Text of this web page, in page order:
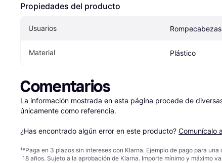
Propiedades del producto
Usuarios
Material Plástico
Comentarios
La información mostrada en esta página procede de
únicamente como referencia.
¿Has encontrado algún error en este producto? Comunícalo
¹*Paga en 3 plazos sin intereses con Klarna. Ejemplo de pago para
18 años. Sujeto a la aprobación de Klarna. Importe mínimo y máximo